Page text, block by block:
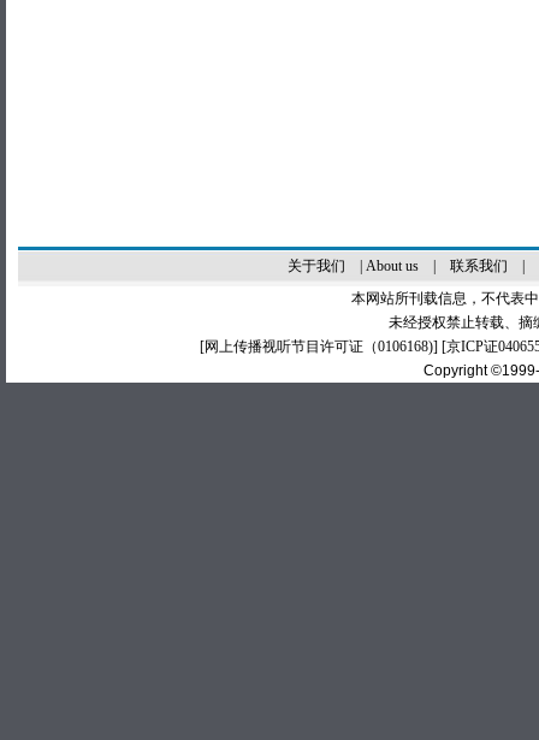
关于我们 About us| 联系我们
本网站所刊载信息，不代表
未经授权禁止转载、摘
[网上传播视听节目许可证（0106168)] [京ICP证
Copyright